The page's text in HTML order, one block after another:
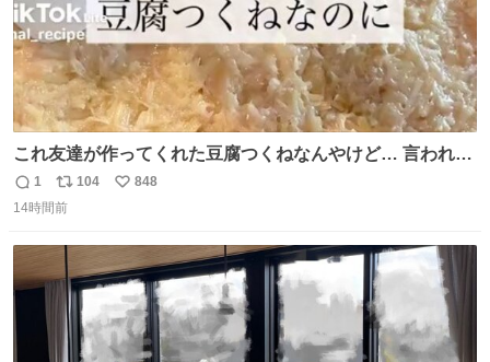
これ友達が作ってくれた豆腐つくねなんやけど… 言われる
まで豆腐って気づかなかった🤣✨ふわふわで食べ応えある
し普通につくねより好きかもしれん🥹🤍 ダイエット中でも
返
信
1
リ
ポ
ト
数
104
い
848
14時間前